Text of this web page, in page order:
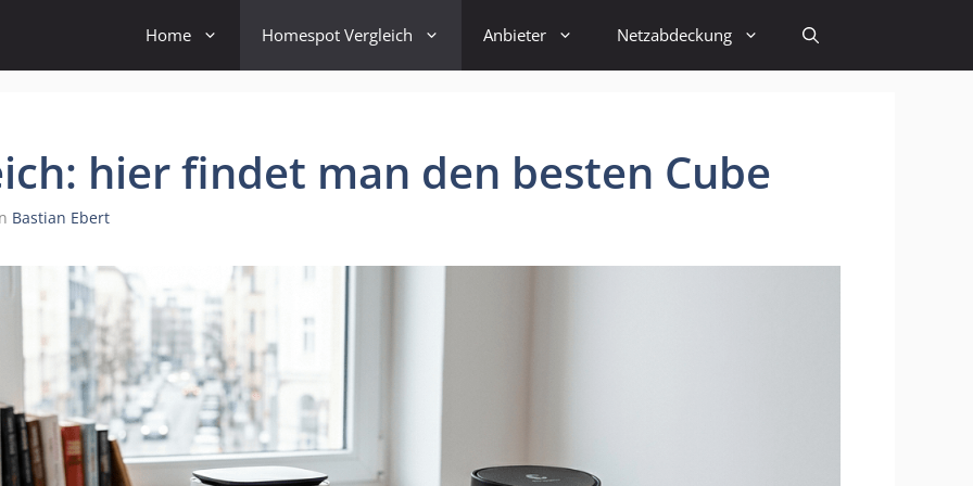
Home Homespot Vergleich Anbieter Netzabdeckung
hier findet man den besten Cube
Bastian Ebert